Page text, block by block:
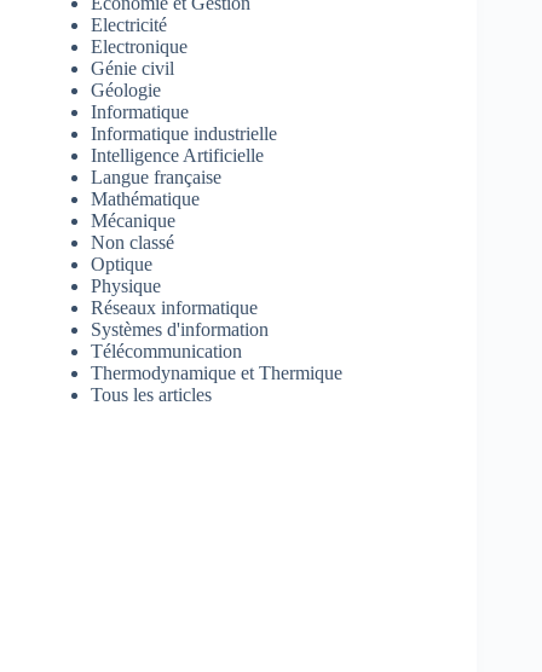
Electricité
Electronique
Génie civil
Géologie
Informatique
Informatique industrielle
Intelligence Artificielle
Langue française
Mathématique
Mécanique
Non classé
Optique
Physique
Réseaux informatique
Systèmes d'information
Télécommunication
Thermodynamique et Thermique
Tous les articles